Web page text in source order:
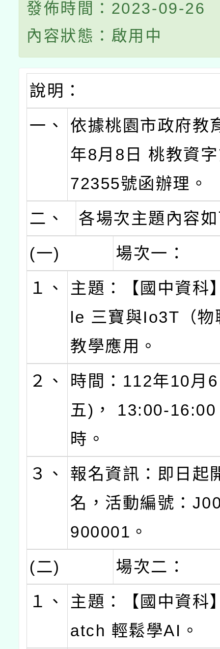
發佈時間：2023-09-26
內容狀態：啟用中
說明：
一、
依據桃園市政府教
年8月8日 桃教資
72355號函辦理。
二、
各場次主題內容
(一)
場次一：
１、
主題：【國中資科
le 三寶與Io3T（物
教學應用。
２、
時間：112年10月
五)， 13:00-16:00
時。
３、
報名資訊：即日起
名，活動編號：
900001。
(二)
場次二：
１、
主題：【國中資科
atch 輕鬆學AI。